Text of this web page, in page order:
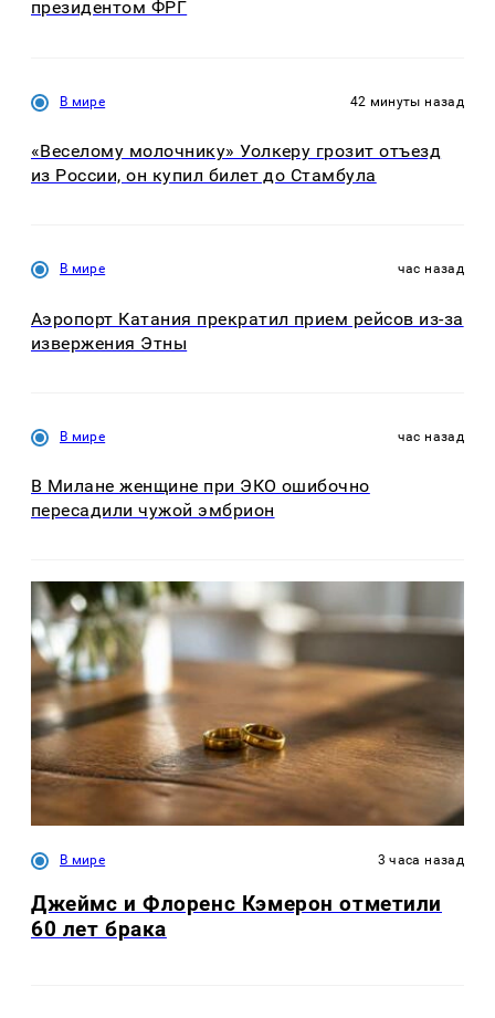
президентом ФРГ
В мире 42 минуты назад
«Веселому молочнику» Уолкеру грозит отъезд
из России, он купил билет до Стамбула
В мире час назад
Аэропорт Катания прекратил прием рейсов из-за
извержения Этны
В мире час назад
В Милане женщине при ЭКО ошибочно
пересадили чужой эмбрион
В мире 3 часа назад
Джеймс и Флоренс Кэмерон отметили
60 лет брака